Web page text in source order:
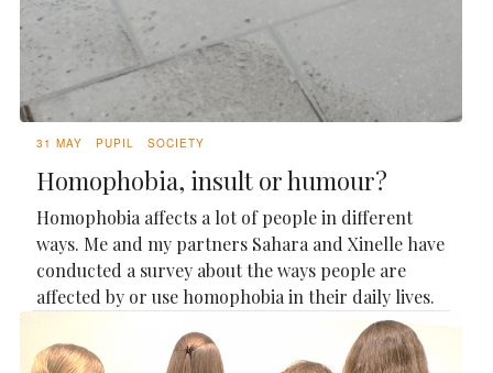
31 MAY PUPIL SOCIETY
Homophobia, insult or humour?
Homophobia affects a lot of people in different
ways. Me and my partners Sahara and Xinelle have
conducted a survey about the ways people are
affected by or use homophobia in their daily lives.